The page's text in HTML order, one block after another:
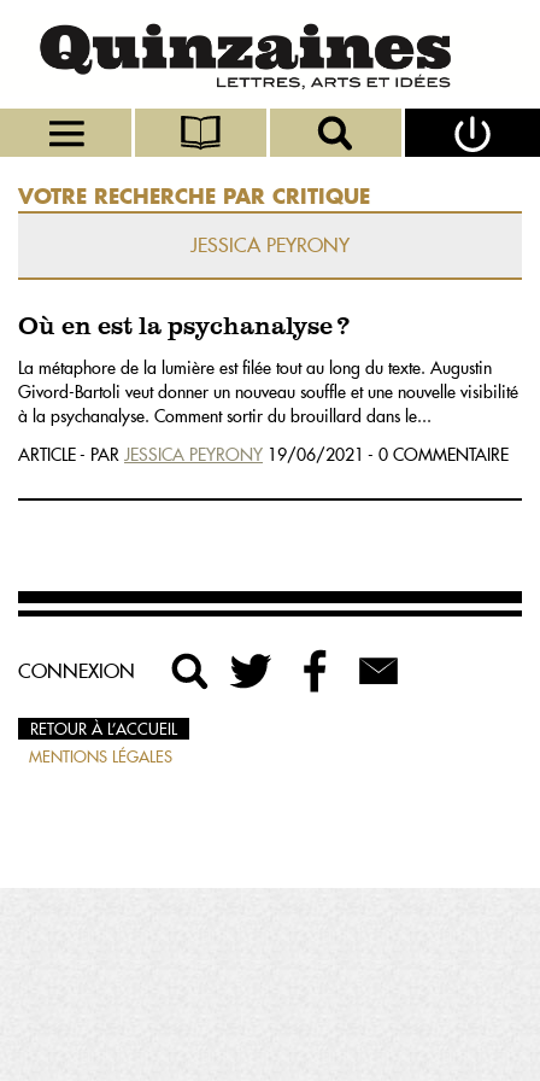
VOTRE RECHERCHE PAR CRITIQUE
JESSICA PEYRONY
Où en est la psychanalyse ?
La métaphore de la lumière est filée tout au long du texte. Augustin
Givord-Bartoli veut donner un nouveau souffle et une nouvelle visibilité
à la psychanalyse. Comment sortir du brouillard dans le...
ARTICLE - PAR JESSICA PEYRONY 19/06/2021 - 0 COMMENTAIRE
CONNEXION
RETOUR À L’ACCUEIL
MENTIONS LÉGALES